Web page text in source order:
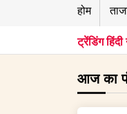
होम
ट्रेंडिंग
आज का